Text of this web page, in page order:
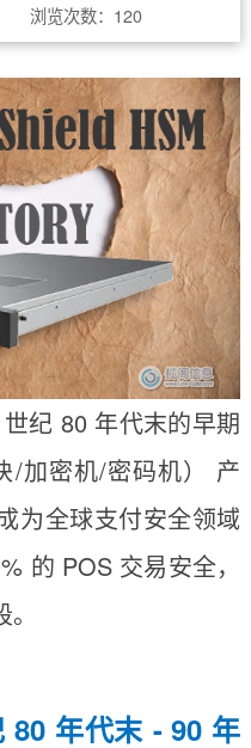
浏览次数： 120
纪 80 年代末的早期
/加密机/密码机） 产
为全球支付安全领域
的 POS 交易安全，
80 年代末 - 90 年